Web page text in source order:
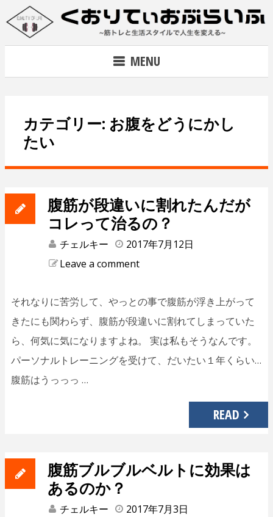
Skip
MENU
カテゴリー: お腹をどうにかし
たい
腹筋が段違いに割れたんだが
コレって治るの？
チェルキー
2017年7月12日
Leave a comment
それなりに苦労して、やっとの事で腹筋が浮き上がって
きたにも関わらず、腹筋が段違いに割れてしまっていた
ら、何気に気になりますよね。 実は私もそうなんです。
パーソナルトレーニングを受けて、だいたい１年くらい…
腹筋はうっっっ …
READ
腹筋ブルブルベルトに効果は
あるのか？
チェルキー
2017年7月3日